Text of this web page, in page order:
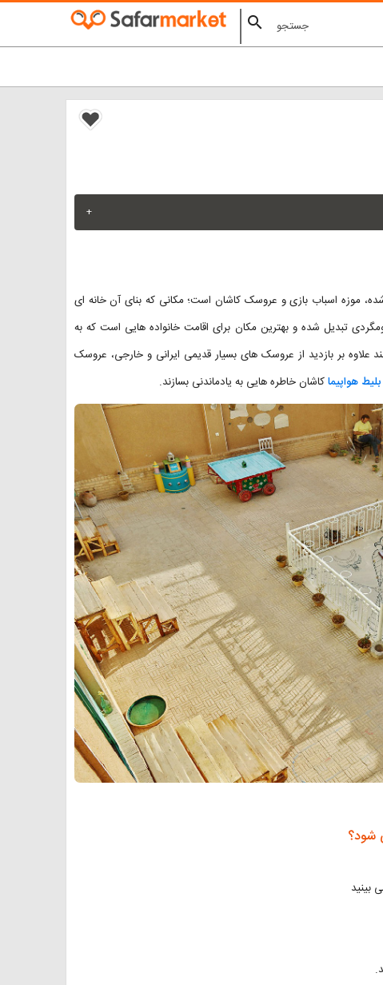
search
+
موزه اسباب بازی و عروسک کاشان است؛ مکانی که بنای آن خانه ای
تبدیل شده و بهترین مکان برای اقامت خانواده هایی است که به
علاوه بر بازدید از عروسک های بسیار قدیمی ایرانی و خارجی، عروسک
هواپیماکاشان خاطره هایی به یادماندنی بسازند.
شود؟
بینید